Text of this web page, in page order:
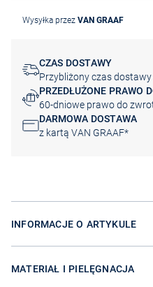
Wysyłka przez VAN GRAAF
CZAS DOSTAWY
Przybliżony czas
PRZEDŁUŻONE PRAWO
60-dniowe prawo do
DARMOWA DOSTAWA
z kartą VAN GRAAF*
INFORMACJE O ARTYKULE
MATERIAŁ I PIELĘGNACJA